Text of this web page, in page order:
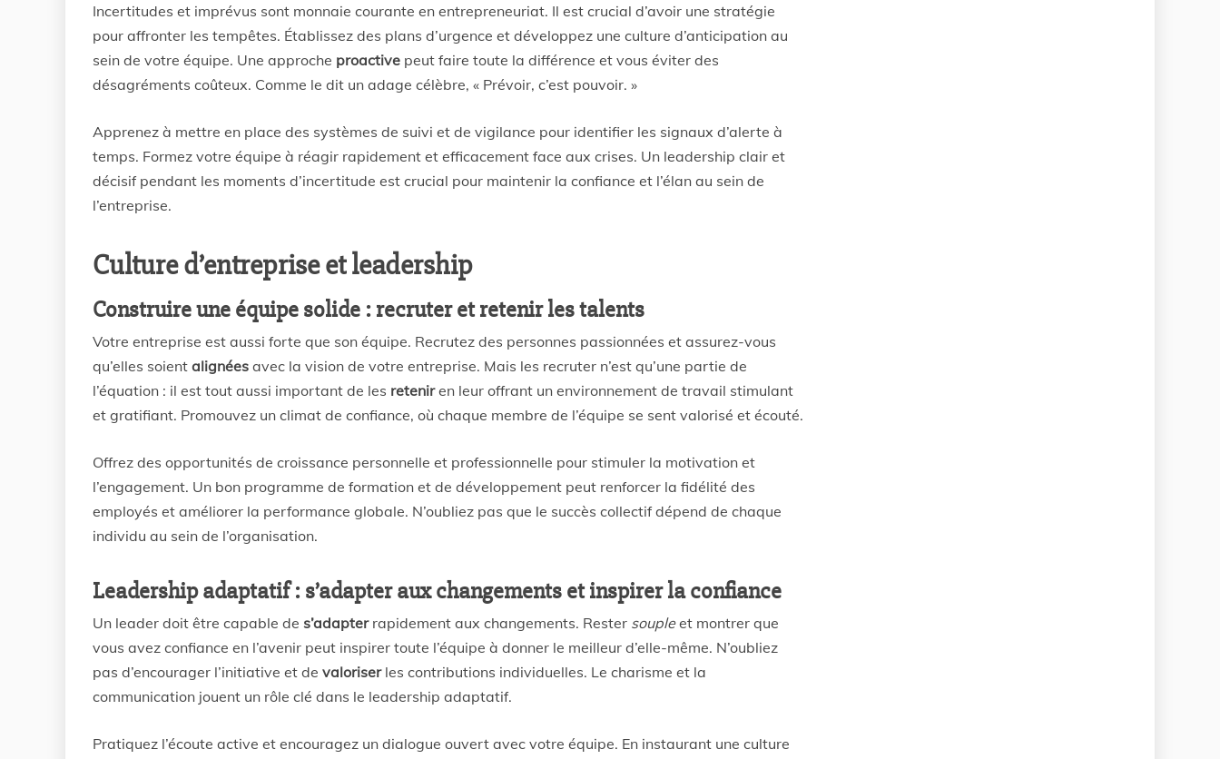
Incertitudes et imprévus sont monnaie courante en entrepreneuriat. Il est crucial d’avoir une stratégie
pour affronter les tempêtes. Établissez des plans d’urgence et développez une culture d’anticipation au
sein de votre équipe. Une approche proactive peut faire toute la différence et vous éviter des
désagréments coûteux. Comme le dit un adage célèbre, « Prévoir, c’est pouvoir. »
Apprenez à mettre en place des systèmes de suivi et de vigilance pour identifier les signaux d’alerte à
temps. Formez votre équipe à réagir rapidement et efficacement face aux crises. Un leadership clair et
décisif pendant les moments d’incertitude est crucial pour maintenir la confiance et l’élan au sein de
l’entreprise.
Culture d’entreprise et leadership
Construire une équipe solide : recruter et retenir les talents
Votre entreprise est aussi forte que son équipe. Recrutez des personnes passionnées et assurez-vous
qu’elles soient alignées avec la vision de votre entreprise. Mais les recruter n’est qu’une partie de
l’équation : il est tout aussi important de les reteniren leur offrant un environnement de travail stimulant
et gratifiant. Promouvez un climat de confiance, où chaque membre de l’équipe se sent valorisé et écouté.
Offrez des opportunités de croissance personnelle et professionnelle pour stimuler la motivation et
l’engagement. Un bon programme de formation et de développement peut renforcer la fidélité des
employés et améliorer la performance globale. N’oubliez pas que le succès collectif dépend de chaque
individu au sein de l’organisation.
Leadership adaptatif : s’adapter aux changements et inspirer la confiance
Un leader doit être capable de s’adapterrapidement aux changements. Rester soupleet montrer que
vous avez confiance en l’avenir peut inspirer toute l’équipe à donner le meilleur d’elle-même. N’oubliez
pas d’encourager l’initiative et de valoriserles contributions individuelles. Le charisme et la
communication jouent un rôle clé dans le leadership adaptatif.
Pratiquez l’écoute active et encouragez un dialogue ouvert avec votre équipe. En instaurant une culture